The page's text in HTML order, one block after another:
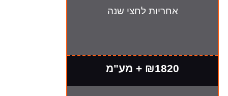
אחריות לחצי שנה
₪1820 + מע"מ